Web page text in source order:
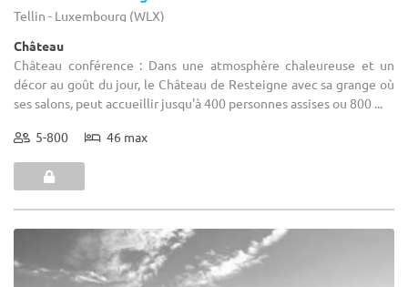
Tellin - Luxembourg (WLX)
Château
Château conférence : Dans une atmosphère chaleureuse et un
décor au goût du jour, le Château de Resteigne avec sa grange où
ses salons, peut accueillir jusqu'à 400 personnes assises ou 800 ...
5-800 46 max